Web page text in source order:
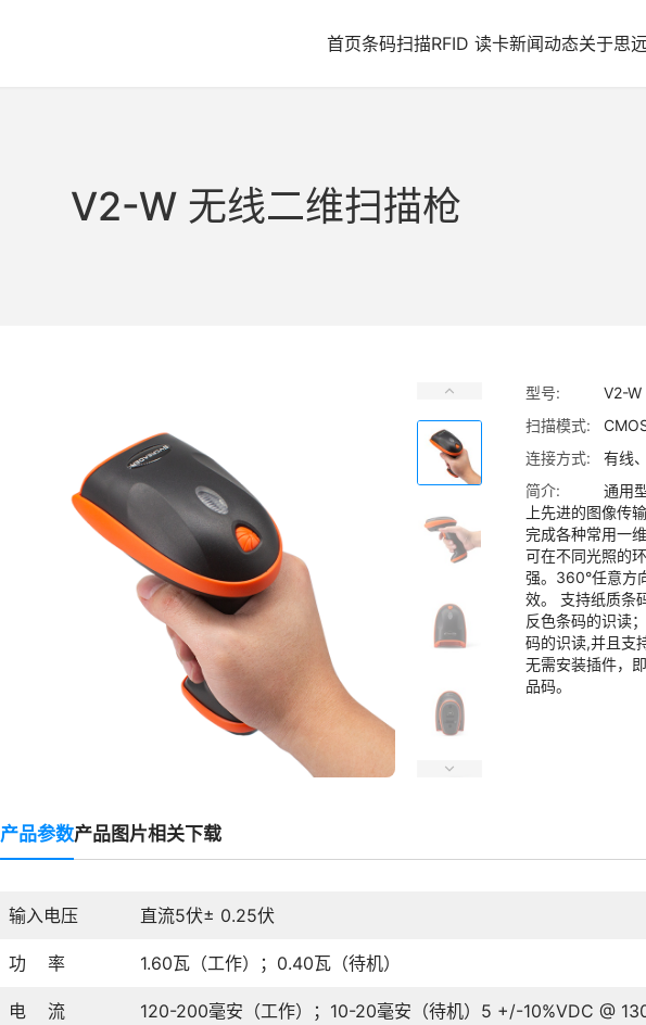
首页条码扫描RFID 读卡新闻动态关于思
V2-W 无线二维扫描枪
型号:
V2-W
扫描模式:
连接方式:
有线
简介:
通用
上先进的图像传
完成各种常用一
可在不同光照的
强。360°任意方
效。 支持纸质条
反色条码的识读
码的识读,并且支
无需安装插件，
品码。
产品参数产品图片相关下载
输入电压 直流5伏± 0.25伏
功 率 1.60瓦（工作）；0.40瓦（待机）
电 流 120-200毫安（工作）；10-20毫安（待机）5 +/-10%VDC @